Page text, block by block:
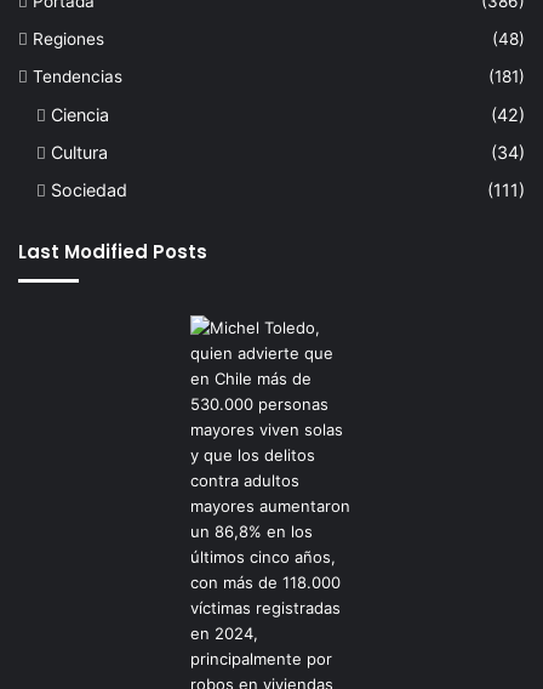
Regiones
(48)
Tendencias
(181)
Ciencia
(42)
Cultura
(34)
Sociedad
(111)
Last Modified Posts